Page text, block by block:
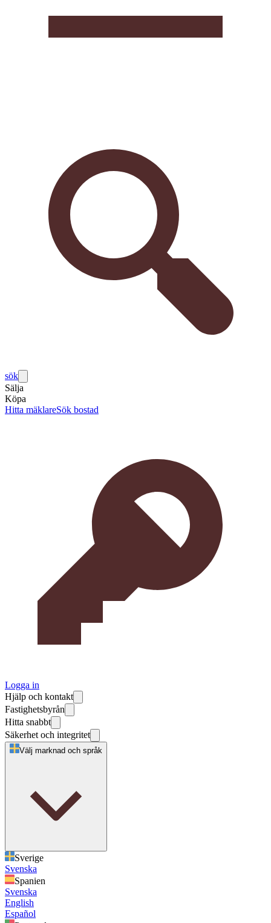
sök
Sälja
Köpa
Hitta mäklareSök bostad
Logga in
Hjälp och kontakt
Fastighetsbyrån
Hitta snabbt
Säkerhet och integritet
Välj marknad och språk
Sverige
Svenska
Spanien
Svenska
English
Español